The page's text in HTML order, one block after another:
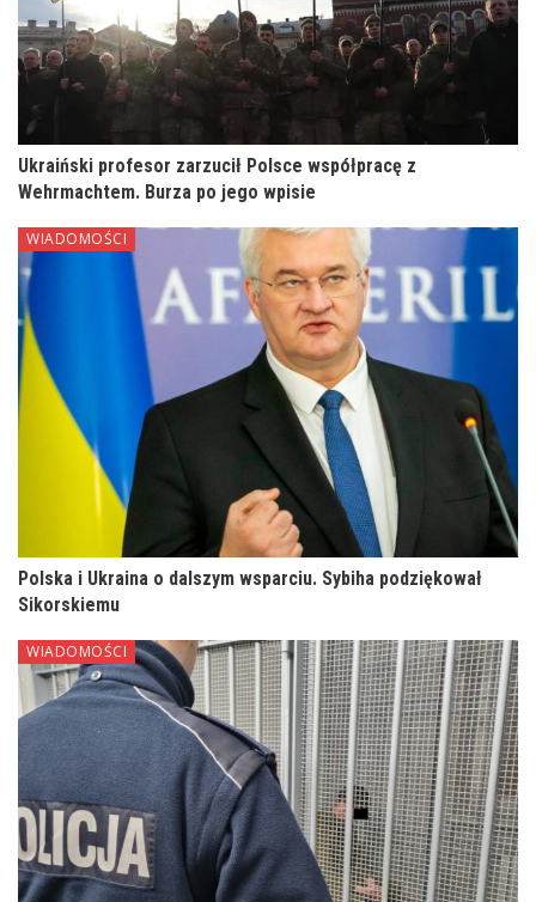
Ukraiński profesor zarzucił Polsce współpracę z
Wehrmachtem. Burza po jego wpisie
WIADOMOŚCI
Polska i Ukraina o dalszym wsparciu. Sybiha podziękował
Sikorskiemu
WIADOMOŚCI